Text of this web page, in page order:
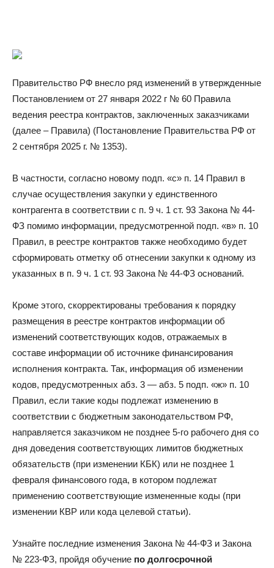
Правительство РФ внесло ряд изменений в утвержденные
Постановлением от 27 января 2022 г № 60 Правила
ведения реестра контрактов, заключенных заказчиками
(далее – Правила) (Постановление Правительства РФ от
2 сентября 2025 г. № 1353).
В частности, согласно новому подп. «с» п. 14 Правил в
случае осуществления закупки у единственного
контрагента в соответствии с п. 9 ч. 1 ст. 93 Закона № 44-
ФЗ помимо информации, предусмотренной подп. «в» п. 10
Правил, в реестре контрактов также необходимо будет
сформировать отметку об отнесении закупки к одному из
указанных в п. 9 ч. 1 ст. 93 Закона № 44-ФЗ оснований.
Кроме этого, скорректированы требования к порядку
размещения в реестре контрактов информации об
изменений соответствующих кодов, отражаемых в
составе информации об источнике финансирования
исполнения контракта. Так, информация об изменении
кодов, предусмотренных абз. 3 — абз. 5 подп. «ж» п. 10
Правил, если такие коды подлежат изменению в
соответствии с бюджетным законодательством РФ,
направляется заказчиком не позднее 5-го рабочего дня со
дня доведения соответствующих лимитов бюджетных
обязательств (при изменении КБК) или не позднее 1
февраля финансового года, в котором подлежат
применению соответствующие измененные коды (при
изменении КВР или кода целевой статьи).
Узнайте последние изменения Закона № 44-ФЗ и Закона
№ 223-ФЗ, пройдя обучение по долгосрочной